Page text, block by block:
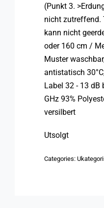
(Punkt 3.
nicht zutreffend.
kann nicht
oder 160 cm /
Muster
antistatisch
Label 32 - 13 dB
GHz 93%
versilbert
Utsolgt
Categories: